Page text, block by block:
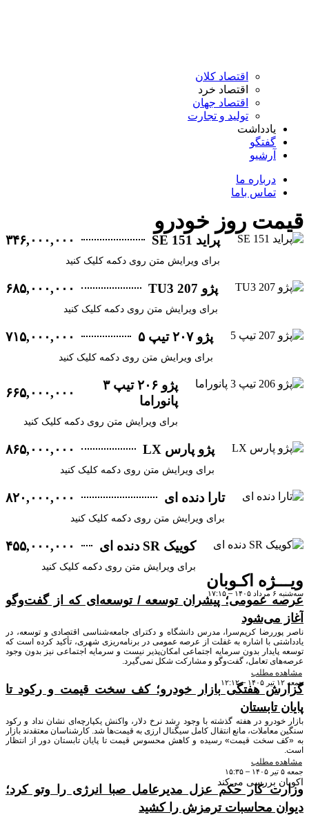
اقتصاد کلان
اقتصاد خرد
اقتصاد جهان
تولید و تجارت
یادداشت
گفتگو
آرشیو
درباره ما
تماس باما
روز خودرو
پراید 151 SE ۳۴۶,۰۰۰,۰۰۰
برای ویرایش متن روی دکمه کلیک کنید
پژو 207 TU3 ۶۸۵,۰۰۰,۰۰۰
برای ویرایش متن روی دکمه کلیک کنید
پژو ۲۰۷ تیپ ۵ ۷۱۵,۰۰۰,۰۰۰
برای ویرایش متن روی دکمه کلیک کنید
پژو ۲۰۶ تیپ ۳
پانوراما
۶۶۵,۰۰۰,۰۰۰
برای ویرایش متن روی دکمه کلیک کنید
پژو پارس LX ۸۶۵,۰۰۰,۰۰۰
برای ویرایش متن روی دکمه کلیک کنید
تارا دنده ای ۸۲۰,۰۰۰,۰۰۰
برای ویرایش متن روی دکمه کلیک کنید
کوییک SR دنده ای ۴۵۵,۰۰۰,۰۰۰
برای ویرایش متن روی دکمه کلیک کنید
اکـوبان
عمومی؛ پیشران توسعه / توسعه‌ای که از گفت‌وگو
می‌شود
کریم‌سرا، مدرس دانشگاه و دکترای جامعه‌شناسی اقتصادی و توسعه، در
با اشاره به غفلت از عرصه عمومی در برنامه‌ریزی شهری، تأکید کرده است که
بدون سرمایه اجتماعی امکان‌پذیر نیست و سرمایه اجتماعی نیز بدون وجود
تعامل، گفت‌وگو و مشارکت شکل نمی‌گیرد.
مطلب
هفتگی بازار خودرو؛ کف سخت قیمت و رکود تا
تابستان
در هفته گذشته با وجود رشد نرخ دلار، واکنش یکپارچه‌ای نشان نداد و رکود
مانع انتقال کامل سیگنال ارزی به قیمت‌ها شد. کارشناسان معتقدند بازار
سخت قیمت» رسیده و کاهش محسوس قیمت تا پایان تابستان دور از انتظار
مطلب
بررسی می‌کند
کار حکم عزل مدیرعامل صبا انرژی را وتو کرد؛
محاسبات ترمزش را کشید